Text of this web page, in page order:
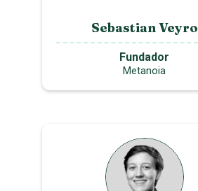
Sebastian Veyro
Fundador
Metanoia